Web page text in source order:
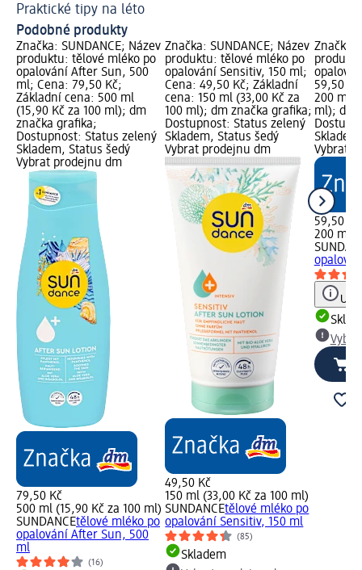
Praktické tipy na léto
Podobné produkty
Značka: SUNDANCE; Název
produktu: tělové mléko po
opalování After Sun, 500
ml; Cena: 79,50 Kč;
Základní cena: 500 ml
(15,90 Kč za 100 ml); dm
značka grafika;
Dostupnost: Status zelený
Skladem, Status šedý
Vybrat prodejnu dm
79,50 Kč
500 ml (15,90 Kč za 100 ml)
SUNDANCEtělové mléko po
opalování After Sun, 500
ml
(16)
Značka: SUNDANCE; Název
produktu: tělové mléko po
opalování Sensitiv, 150 ml;
Cena: 49,50 Kč; Základní
cena: 150 ml (33,00 Kč za
100 ml); dm značka grafika;
Dostupnost: Status zelený
Skladem, Status šedý
Vybrat prodejnu dm
49,50 Kč
150 ml (33,00 Kč za 100 ml)
SUNDANCEtělové mléko po
opalování Sensitiv, 150 ml
(85)
Skladem
Značka:
59,50
200 ml
ml); dm
Vybrat
59,50 Kč
200 ml